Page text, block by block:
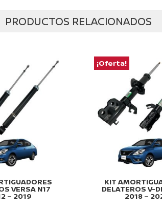
PRODUCTOS RELACIONADOS
VERSA N17
– 2019
¡Oferta!
KIT
DELATEROS V-
2018 –